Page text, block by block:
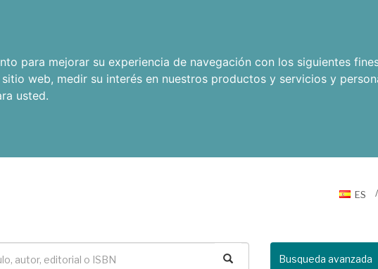
para mejorar su experiencia de navegación con los siguientes
web, medir su interés en nuestros productos y servicios y
usted.
ES
Busqueda avanzada